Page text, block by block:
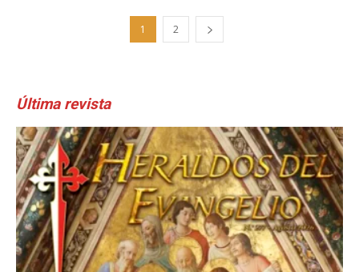
1 2
Última revista